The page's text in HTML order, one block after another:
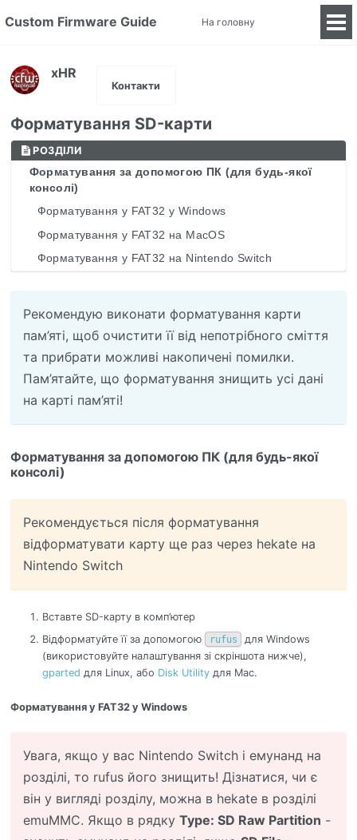
Custom Firmware Guide На головну
xHR
Контакти
Форматування SD-карти
РОЗДІЛИ
Форматування за допомогою ПК (для будь-якої
консолі)
Форматування у FAT32 у Windows
Форматування у FAT32 на MacOS
Форматування у FAT32 на Nintendo Switch
Рекомендую виконати форматування карти
пам’яті, щоб очистити її від непотрібного сміття
та прибрати можливі накопичені помилки.
Пам’ятайте, що форматування знищить усі дані
на карті пам’яті!
Форматування за допомогою ПК (для будь-якої
консолі)
Рекомендується після форматування
відформатувати карту ще раз через hekate на
Nintendo Switch
Вставте SD-карту в комп’ютер
Відформатуйте її за допомогою
rufus
для Windows
(використовуйте налаштування зі скріншота нижче),
gparted для Linux, або Disk Utilityдля Mac.
Форматування у FAT32 у Windows
Увага, якщо у вас Nintendo Switch і емунанд на
розділі, то rufus його знищить! Дізнатися, чи є
він у вигляді розділу, можна в hekate в розділі
emuMMC. Якщо в рядку Type: SD Raw Partition -